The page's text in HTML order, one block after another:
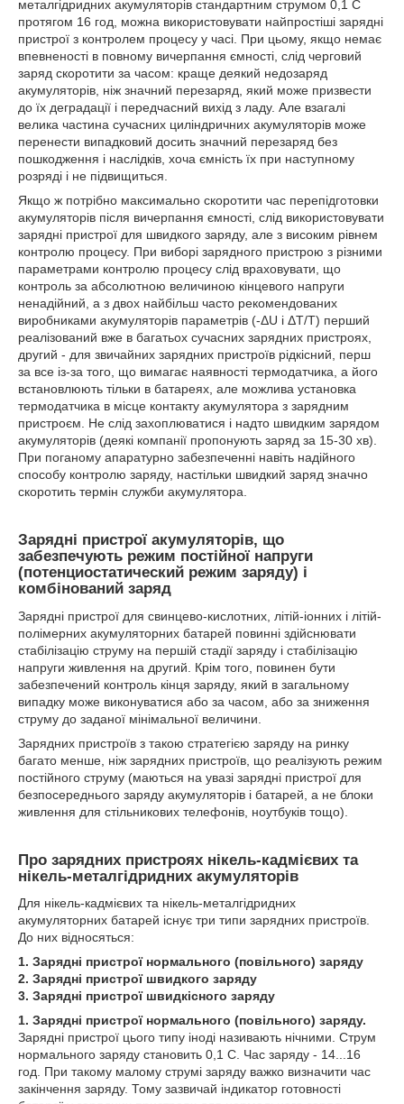
металгідридних акумуляторів стандартним струмом 0,1 С
протягом 16 год, можна використовувати найпростіші зарядні
пристрої з контролем процесу у часі. При цьому, якщо немає
впевненості в повному вичерпання ємності, слід черговий
заряд скоротити за часом: краще деякий недозаряд
акумуляторів, ніж значний перезаряд, який може призвести
до їх деградації і передчасний вихід з ладу. Але взагалі
велика частина сучасних циліндричних акумуляторів може
перенести випадковий досить значний перезаряд без
пошкодження і наслідків, хоча ємність їх при наступному
розряді і не підвищиться.
Якщо ж потрібно максимально скоротити час перепідготовки
акумуляторів після вичерпання ємності, слід використовувати
зарядні пристрої для швидкого заряду, але з високим рівнем
контролю процесу. При виборі зарядного пристрою з різними
параметрами контролю процесу слід враховувати, що
контроль за абсолютною величиною кінцевого напруги
ненадійний, а з двох найбільш часто рекомендованих
виробниками акумуляторів параметрів (-ΔU і ΔT/T) перший
реалізований вже в багатьох сучасних зарядних пристроях,
другий - для звичайних зарядних пристроїв рідкісний, перш
за все із-за того, що вимагає наявності термодатчика, а його
встановлюють тільки в батареях, але можлива установка
термодатчика в місце контакту акумулятора з зарядним
пристроєм. Не слід захоплюватися і надто швидким зарядом
акумуляторів (деякі компанії пропонують заряд за 15-30 хв).
При поганому апаратурно забезпеченні навіть надійного
способу контролю заряду, настільки швидкий заряд значно
скоротить термін служби акумулятора.
Зарядні пристрої акумуляторів, що
забезпечують режим постійної напруги
(потенциостатический режим заряду) і
комбінований заряд
Зарядні пристрої для свинцево-кислотних, літій-іонних і літій-
полімерних акумуляторних батарей повинні здійснювати
стабілізацію струму на першій стадії заряду і стабілізацію
напруги живлення на другий. Крім того, повинен бути
забезпечений контроль кінця заряду, який в загальному
випадку може виконуватися або за часом, або за зниження
струму до заданої мінімальної величини.
Зарядних пристроїв з такою стратегією заряду на ринку
багато менше, ніж зарядних пристроїв, що реалізують режим
постійного струму (маються на увазі зарядні пристрої для
безпосереднього заряду акумуляторів і батарей, а не блоки
живлення для стільникових телефонів, ноутбуків тощо).
Про зарядних пристроях нікель-кадмієвих та
нікель-металгідридних акумуляторів
Для нікель-кадмієвих та нікель-металгідридних
акумуляторних батарей існує три типи зарядних пристроїв.
До них відносяться:
1. Зарядні пристрої нормального (повільного) заряду
2. Зарядні пристрої швидкого заряду
3. Зарядні пристрої швидкісного заряду
1. Зарядні пристрої нормального (повільного) заряду.
Зарядні пристрої цього типу іноді називають нічними. Струм
нормального заряду становить 0,1 С. Час заряду - 14...16
год. При такому малому струмі заряду важко визначити час
закінчення заряду. Тому зазвичай індикатор готовності